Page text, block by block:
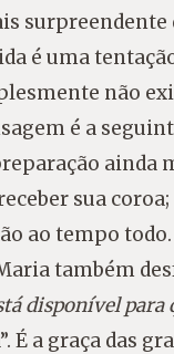
é uma
não
é a
sua
ao tempo
também
disponível para
É a graça das